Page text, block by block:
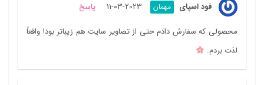
فود اسپای مهمان 2023-03-11 پاسخ
محصولی که سفارش دادم حتی از تصاویر سایت هم زیباتر بود! واقعاً
لذت بردم.